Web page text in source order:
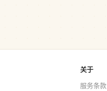
关于
服务条款